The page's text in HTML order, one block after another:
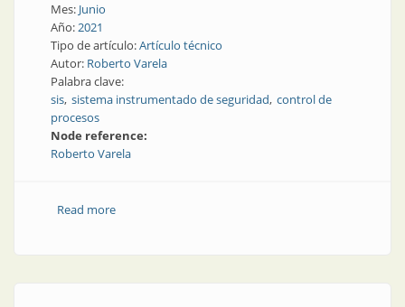
Mes: Junio
Año:2021
Tipo de artículo:Artículo técnico
Autor: Roberto Varela
Palabra clave:
sis sistema instrumentado de seguridad control de
procesos
Node reference:
Roberto Varela
Read moreabout Sistemas instrumentados de seguridad